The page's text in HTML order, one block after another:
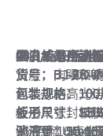
蛋白结晶坐滴板
座滴板采用高
滑度，肉眼和
面本身的高光
使用单张封板
96孔2滴U底坐
48孔2滴平底坐
货号：BJ-ZD-
包装规格：100
板子尺寸：
池液量：50-
96孔3滴U底坐
货号：BJ-96-
包装规格：100
板子尺寸：
池液量：20-
96孔2滴U底坐
货号：BJ-96-
包装规格：100
板子尺寸：
池液量：50-
48孔2滴U底坐
货号：BJ-48-
包装规格：100
板子尺寸：
池液量：30-
96孔1滴平底坐
货号：BJ-ZD-
包装规格：100
板子尺寸：
池液量：50-
96孔2滴平底坐
货号：BJ-ZD-
包装规格：100
板子尺寸：
池液量：50-
24孔大号坐滴
货号：BJ-ZD-
包装规格：100
外形尺寸：
孔径：16mm
24孔小号坐滴
货号：BJ-ZD-
包装规格：100
外形尺寸：
孔尺寸：